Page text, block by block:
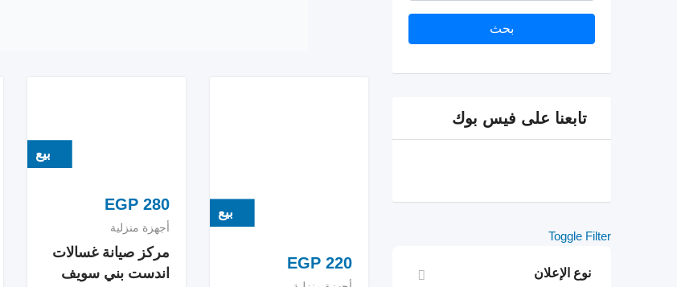
بحث
تابعنا على فيس بوك
Toggle Filter
نوع الإعلان
بيع
EGP220
بيع
EGP280
أجهزة منزلية
مركز صيانة غسالات
اندست بني سويف